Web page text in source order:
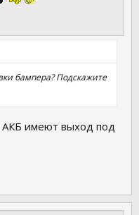
бампера? Подскажите
АКБ имеют выход под